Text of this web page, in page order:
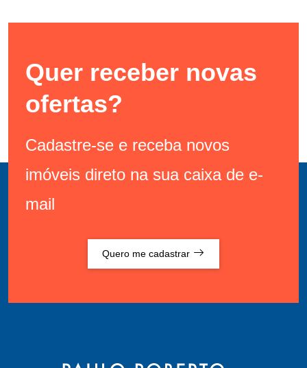
Quer receber novas
ofertas?
Cadastre-se e receba novos
imóveis direto na sua caixa de e-
mail
Quero me cadastrar